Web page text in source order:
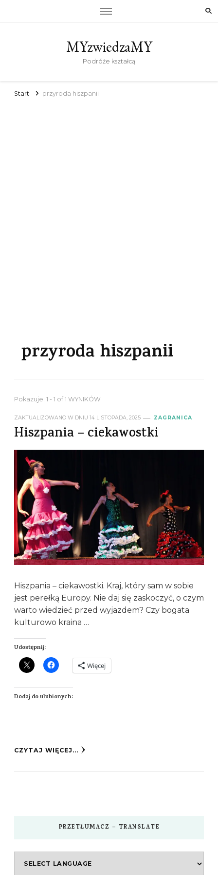
MYzwiedzaMY
Podróże kształcą
Start przyroda hiszpanii
przyroda hiszpanii
Pokazuje: 1 - 1 of 1 WYNIKÓW
ZAKTUALIZOWANO W DNIU 14 LISTOPADA, 2025 ZAGRANICA
Hiszpania – ciekawostki
Hiszpania – ciekawostki. Kraj, który sam w sobie
jest perełką Europy. Nie daj się zaskoczyć, o czym
warto wiedzieć przed wyjazdem? Czy bogata
kulturowo kraina …
Udostępnij:
Więcej
Dodaj do ulubionych:
CZYTAJ WIĘCEJ...
PRZETŁUMACZ – TRANSLATE